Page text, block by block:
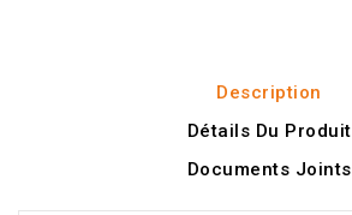
Description
Détails Du Produit
Documents Joints